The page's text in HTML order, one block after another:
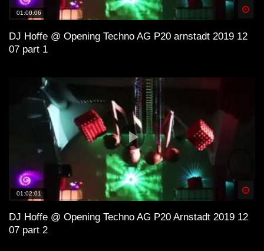
2022
Hozho – Quarantine Mix
[UNEXPECTED SET]
01:00:06
DJ Hoffe @ Opening Techno AG P20 arnstadt 2019 12
07 part 1
01:02:01
DJ Hoffe @ Opening Techno AG P20 Arnstadt 2019 12
07 part 2